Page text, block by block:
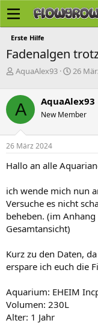
Erste Hilfe
Fadenalgen
E
e
l
l
e
r
AquaAlex93
E
t
e
l
a
m
26
A AquaAlex93
New Member
26 März 2024
Hallo an alle
ich wende mich nun
Versuche es nicht
beheben. (im
Gesamtansicht)
Kurz zu den Daten,
erspare ich euch die
Aquarium: EHEIM
Volumen: 230L
Alter: 1 Jahr